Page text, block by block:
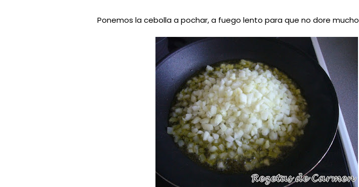
Ponemos la cebolla a pochar, a fuego lento para que no dore